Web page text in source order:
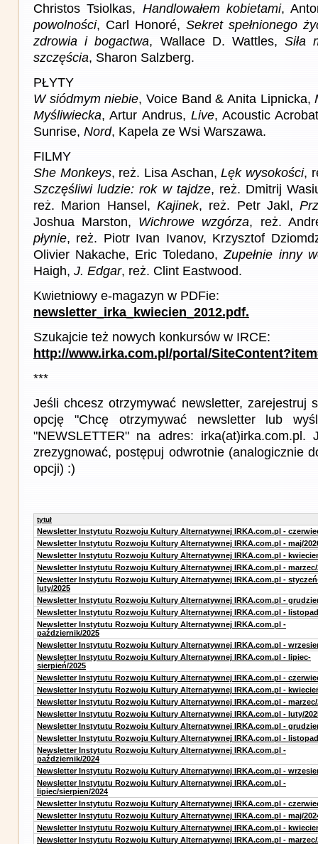
Christos Tsiolkas, Handlowałem kobietami,
powolności, Carl Honoré, Sekret spełnionego
zdrowia i bogactwa, Wallace D. Wattles,Siła
szczęścia, Sharon Salzberg.
PŁYTY
W siódmym niebie, Voice Band & Anita Lipnicka,
Myśliwiecka, Artur Andrus, Live, Acoustic
Sunrise, Nord, Kapela ze Wsi Warszawa.
FILMY
She Monkeys, reż. Lisa Aschan,Lęk wysokości,
Szczęśliwi ludzie: rok w tajdze, reż. Dmitrij
reż. Marion Hansel, Kajinek, reż. Petr Jakl,
Joshua Marston, Wichrowe wzgórza, reż.
płynie, reż. Piotr Ivan Ivanov, Krzysztof
Olivier Nakache, Eric Toledano,Zupełnie inny
Haigh, J. Edgar, reż. Clint Eastwood.
Kwietniowy e-magazyn w PDFie:
newsletter_irka_kwiecien_2012.pdf.
Szukajcie też nowych konkursów w IRCE:
http://www.irka.com.pl/portal/
***
Jeśli chcesz otrzymywać newsletter, zarejestruj
opcję "Chcę otrzymywać newsletter lub
"NEWSLETTER" na adres:
zrezygnować, postępuj odwrotnie (analogicznie
opcji) :)
tytuł
Newsletter Instytutu Rozwoju Kultury Alternatywnej IRKA.com.pl -
Newsletter Instytutu Rozwoju Kultury Alternatywnej IRKA.com.pl - maj/
Newsletter Instytutu Rozwoju Kultury Alternatywnej IRKA.com.pl -
Newsletter Instytutu Rozwoju Kultury Alternatywnej IRKA.com.pl - marzec/
Newsletter Instytutu Rozwoju Kultury Alternatywnej IRKA.com.pl -
luty/2025
Newsletter Instytutu Rozwoju Kultury Alternatywnej IRKA.com.pl -
Newsletter Instytutu Rozwoju Kultury Alternatywnej IRKA.com.pl -
Newsletter Instytutu Rozwoju Kultury Alternatywnej IRKA.com.pl -
październik/2025
Newsletter Instytutu Rozwoju Kultury Alternatywnej IRKA.com.pl -
Newsletter Instytutu Rozwoju Kultury Alternatywnej IRKA.com.pl - lipiec-
sierpień/2025
Newsletter Instytutu Rozwoju Kultury Alternatywnej IRKA.com.pl -
Newsletter Instytutu Rozwoju Kultury Alternatywnej IRKA.com.pl -
Newsletter Instytutu Rozwoju Kultury Alternatywnej IRKA.com.pl - marzec/
Newsletter Instytutu Rozwoju Kultury Alternatywnej IRKA.com.pl - luty/
Newsletter Instytutu Rozwoju Kultury Alternatywnej IRKA.com.pl -
Newsletter Instytutu Rozwoju Kultury Alternatywnej IRKA.com.pl -
Newsletter Instytutu Rozwoju Kultury Alternatywnej IRKA.com.pl -
październik/2024
Newsletter Instytutu Rozwoju Kultury Alternatywnej IRKA.com.pl -
Newsletter Instytutu Rozwoju Kultury Alternatywnej IRKA.com.pl -
lipiec/sierpien/2024
Newsletter Instytutu Rozwoju Kultury Alternatywnej IRKA.com.pl -
Newsletter Instytutu Rozwoju Kultury Alternatywnej IRKA.com.pl - maj/
Newsletter Instytutu Rozwoju Kultury Alternatywnej IRKA.com.pl -
Newsletter Instytutu Rozwoju Kultury Alternatywnej IRKA.com.pl - marzec/